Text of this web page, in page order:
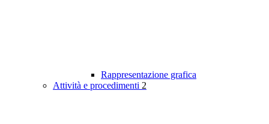
Rappresentazione grafica
Attività e procedimenti 2